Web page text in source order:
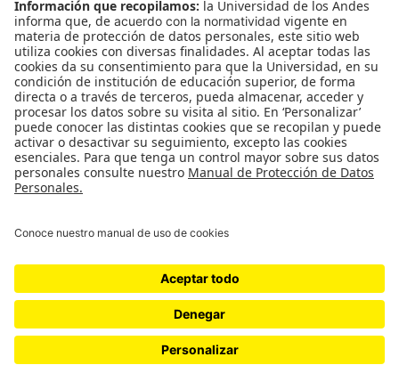
Medios y periodismo
Ciudad
Movilización social
¿Quiénes somos?
Podcasts
Ediciones especiales
Proyectos 070